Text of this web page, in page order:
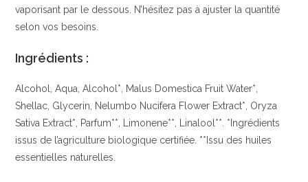
vaporisant par le dessous. N’hésitez pas à ajuster la quantité
selon vos besoins.
Ingrédients :
Alcohol, Aqua, Alcohol*, Malus Domestica Fruit Water*,
Shellac, Glycerin, Nelumbo Nucifera Flower Extract*, Oryza
Sativa Extract*, Parfum**, Limonene**, Linalool**. *Ingrédients
issus de l’agriculture biologique certifiée. **Issu des huiles
essentielles naturelles.